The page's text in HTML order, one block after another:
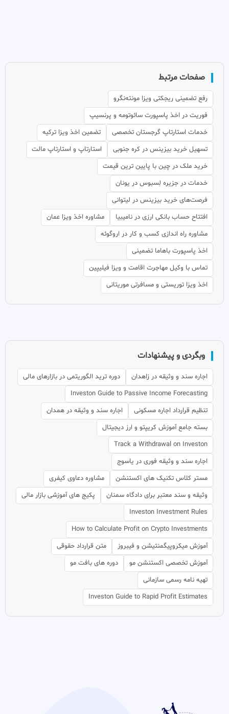
صفحات مرتبط
رفع تضمینی ریجکتی ویزا مونته‌نگرو
فوریت در اخذ پاسپورت سائوتومه و پرنسیپ
خدمات استارتاپ گرجستان تخصصی
تضمین اخذ ویزا ترکیه
تسهیل خرید بیزینس در کره جنوبی
استارتاپ و استارتاپ مالت
خرید ملک در چین با پایین ترین قیمت
خدمات در جزیره لِسبوس در یونان
فرصت‌های خرید بیزینس در لیتوانی
افتتاح حساب بانکی ارزی در نامیبیا
مشاوره اخذ ویزا عمان
مشاوره راه اندازی کسب و کار در اروگوئه
اخذ پاسپورت باهاما تضمینی
تماس با وکیل مهاجرت اقامت و ویزا فیلیپین
اخذ ویزا توریستی و مسافرتی موریتانی
وبگردی و پیشنهادات
اجاره سند و وثیقه در زاهدان
دوره ترید الگوریتمی در بازارهای مالی
Investon Guide to Passive Income Forecasting
تنظیم قرارداد اجاره مسکونی
اجاره سند و وثیقه در همدان
بسته جامع آموزش کریپتو و ارز دیجیتال
Track a Withdrawal on Investon
اجاره سند و وثیقه فوری در یاسوج
مستر کلاس تکنیک های اکستنشن
مشاوره دعاوی کیفری
وثیقه و سند معتبر برای دادگاه سمنان
پکیج های آموزشی بازار مالی
Investon Investment Rules
How to Calculate Profit on Crypto Investments
آموزش میکروپیگمنتیشن و فیبروز
متن قرارداد حقوقی
آموزش تخصصی اکستنشن مو
دوره های بافت مو
تهیه نامه رسمی سازمانی
Investon Guide to Rapid Profit Estimates